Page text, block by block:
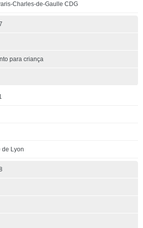
Charles-de-Gaulle CDG
para criança
de Lyon